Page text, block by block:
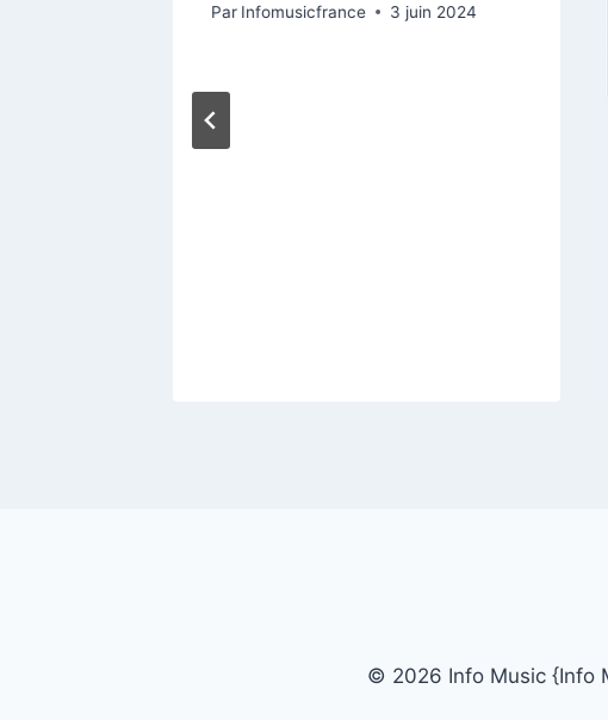
Par Infomusicfrance 3 juin 2024
© 2026 Info Music {Info